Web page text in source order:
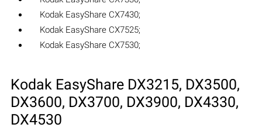
Kodak EasyShare CX7430‎;
Kodak EasyShare CX7525‎;
Kodak EasyShare CX7530‎;
Kodak EasyShare DX3215‎, DX3500‎,
DX3600‎, DX3700‎, DX3900‎, DX4330‎,
DX4530‎